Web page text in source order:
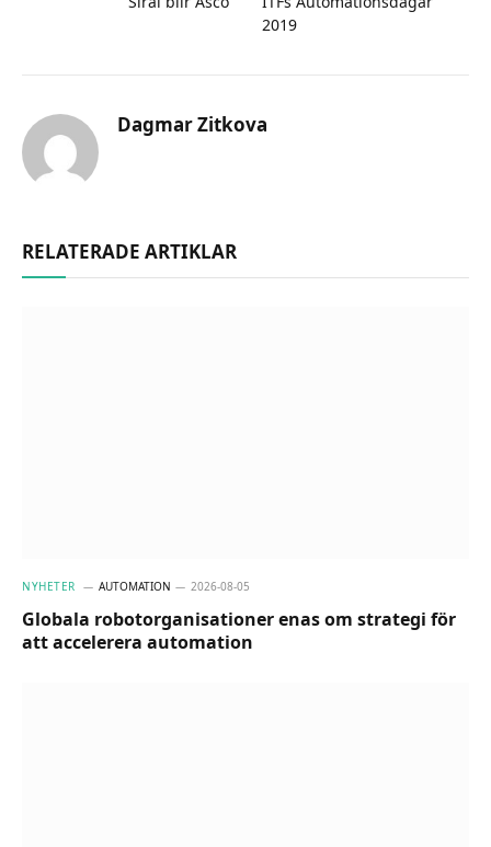
2019
Dagmar Zitkova
RELATERADE ARTIKLAR
NYHETER AUTOMATION 2026-08-05
Globala robotorganisationer enas om strategi för
att accelerera automation